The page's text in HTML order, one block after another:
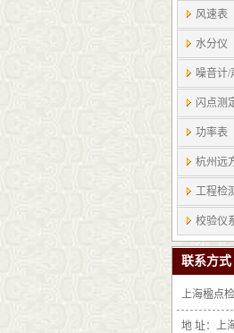
风速表
水分仪
噪音计/
闪点测
功率表
杭州远
工程检
校验仪
联系方式
上海楹点